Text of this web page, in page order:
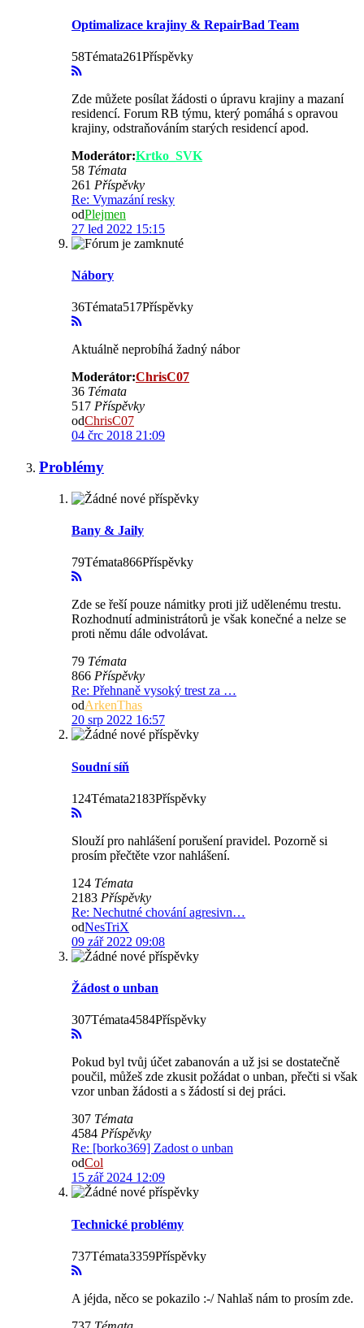
Optimalizace krajiny & RepairBad Team
58Témata261Příspěvky
Zde můžete posílat žádosti o úpravu krajiny a mazaní
residencí. Forum RB týmu, který pomáhá s opravou
krajiny, odstraňováním starých residencí apod.
Moderátor:Krtko_SVK
58 Témata
261 Příspěvky
Re: Vymazání resky
odPlejmen
27 led 2022 15:15
Nábory
36Témata517Příspěvky
Aktuálně neprobíhá žadný nábor
Moderátor:ChrisC07
36 Témata
517 Příspěvky
odChrisC07
04 črc 2018 21:09
Problémy
Bany & Jaily
79Témata866Příspěvky
Zde se řeší pouze námitky proti již udělenému trestu.
Rozhodnutí administrátorů je však konečné a nelze se
proti němu dále odvolávat.
79 Témata
866 Příspěvky
Re: Přehnaně vysoký trest za …
odArkenThas
20 srp 2022 16:57
Soudní síň
124Témata2183Příspěvky
Slouží pro nahlášení porušení pravidel. Pozorně si
prosím přečtěte vzor nahlášení.
124 Témata
2183 Příspěvky
Re: Nechutné chování agresivn…
odNesTriX
09 zář 2022 09:08
Žádost o unban
307Témata4584Příspěvky
Pokud byl tvůj účet zabanován a už jsi se dostatečně
poučil, můžeš zde zkusit požádat o unban, přečti si však
vzor unban žádosti a s žádostí si dej práci.
307 Témata
4584 Příspěvky
Re: [borko369] Zadost o unban
odCol
15 zář 2024 12:09
Technické problémy
737Témata3359Příspěvky
A jéjda, něco se pokazilo :-/ Nahlaš nám to prosím zde.